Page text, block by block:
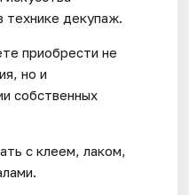
технике декупаж.
приобрести не
но и
собственных
с клеем, лаком,